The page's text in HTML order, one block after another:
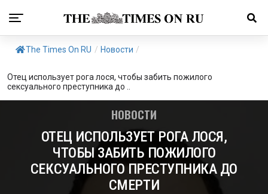
The Times On RU / Новости /
Отец использует рога лося, чтобы забить пожилого
сексуального преступника до ..
НОВОСТИ
ОТЕЦ ИСПОЛЬЗУЕТ РОГА ЛОСЯ,
ЧТОБЫ ЗАБИТЬ ПОЖИЛОГО
СЕКСУАЛЬНОГО ПРЕСТУПНИКА ДО
СМЕРТИ